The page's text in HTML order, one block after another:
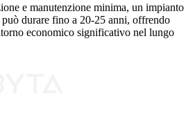
e manutenzione minima, un impianto
durare fino a 20-25 anni, offrendo
economico significativo nel lungo